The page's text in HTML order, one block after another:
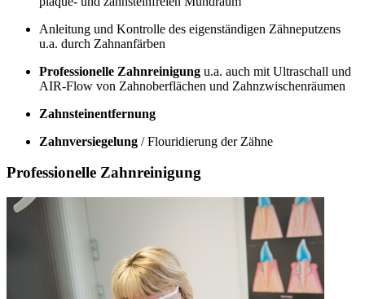
Anleitung und Kontrolle des eigenständigen Zähneputzens
u.a. durch Zahnanfärben
Professionelle Zahnreinigung u.a. auch mit Ultraschall und
AIR-Flow von Zahnoberflächen und Zahnzwischenräumen
Zahnsteinentfernung
Zahnversiegelung / Flouridierung der Zähne
Professionelle Zahnreinigung